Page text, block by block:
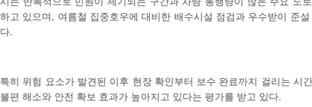
하고 있으며, 여름철 집중호우에 대비한 배수시설 점검과 우수받이 준
다.
특히 위험 요소가 발견된 이후 현장 확인부터 보수 완료까지 걸리는 시
불편 해소와 안전 확보 효과가 높아지고 있다는 평가를 받고 있다.